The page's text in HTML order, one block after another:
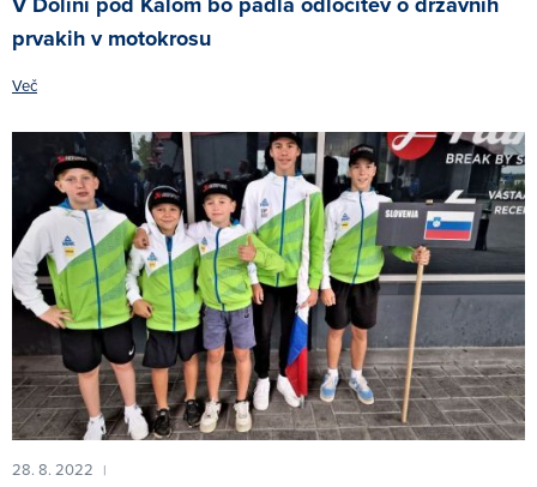
prvakih v motokrosu
Več
28. 8. 2022 |